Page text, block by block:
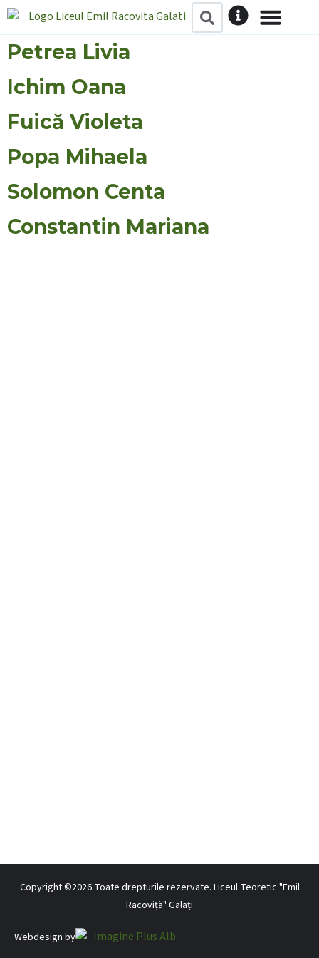
conținut
Petrea Livia
Ichim Oana
Fuică Violeta
Popa Mihaela
Solomon Centa
Constantin Mariana
Copyright ©2026 Toate drepturile rezervate. Liceul Teoretic "Emil
Racoviță" Galați
Webdesign by